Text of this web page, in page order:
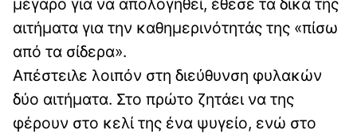
μέγαρο για να απολογηθεί, έθεσε τα δικά της
αιτήματα για την καθημερινότητάς της «πίσω
από τα σίδερα».
Απέστειλε λοιπόν στη διεύθυνση φυλακών
δύο αιτήματα. Στο πρώτο ζητάει να της
φέρουν στο κελί της ένα ψυγείο, ενώ στο